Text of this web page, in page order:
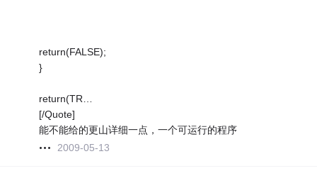
return(FALSE);
}
return(TR…
[/Quote]
能不能给的更山详细一点，一个可运行的程序
2009-05-13